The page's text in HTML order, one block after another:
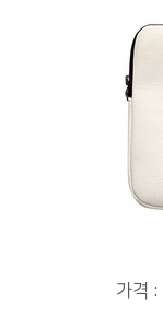
가격 :